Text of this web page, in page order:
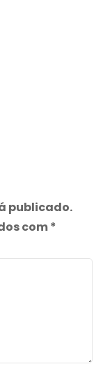
publicado.
com*